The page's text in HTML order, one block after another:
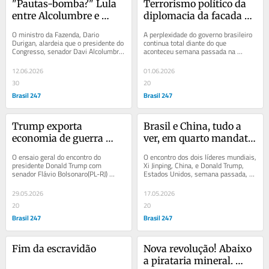
"Pautas-bomba?" Lula
entre Alcolumbre e
O ministro da Fazenda, Dario
Durigan, alardeia que o presidente do
Congresso, senador Davi Alcolumbre
(União-AP), coloca “pauta-bomba”
para ser...
12.06.2026
30
Brasil 247
Terrorismo político da
diplomacia da facada
A perplexidade do governo brasileiro
continua total diante do que
aconteceu semana passada na
agressiva ação de política externa do
bolsonarismo...
01.06.2026
20
Brasil 247
Trump exporta
economia de guerra
eleitoral, ampliando a
Doutrina Monroe
O ensaio geral do encontro do
presidente Donald Trump com
senador Flávio Bolsonaro(PL-RJ)
oculta o essencial que interessa a
Washington: ampliar...
29.05.2026
20
Brasil 247
Brasil e China, tudo a
ver, em quarto mandato
O encontro dos dois líderes mundiais,
Xi Jinping, China, e Donald Trump,
Estados Unidos, semana passada,
em Pequim, lança luzes diretas sobre
o...
17.05.2026
20
Brasil 247
Fim da escravidão
Nova revolução! Abaixo
a pirataria mineral.